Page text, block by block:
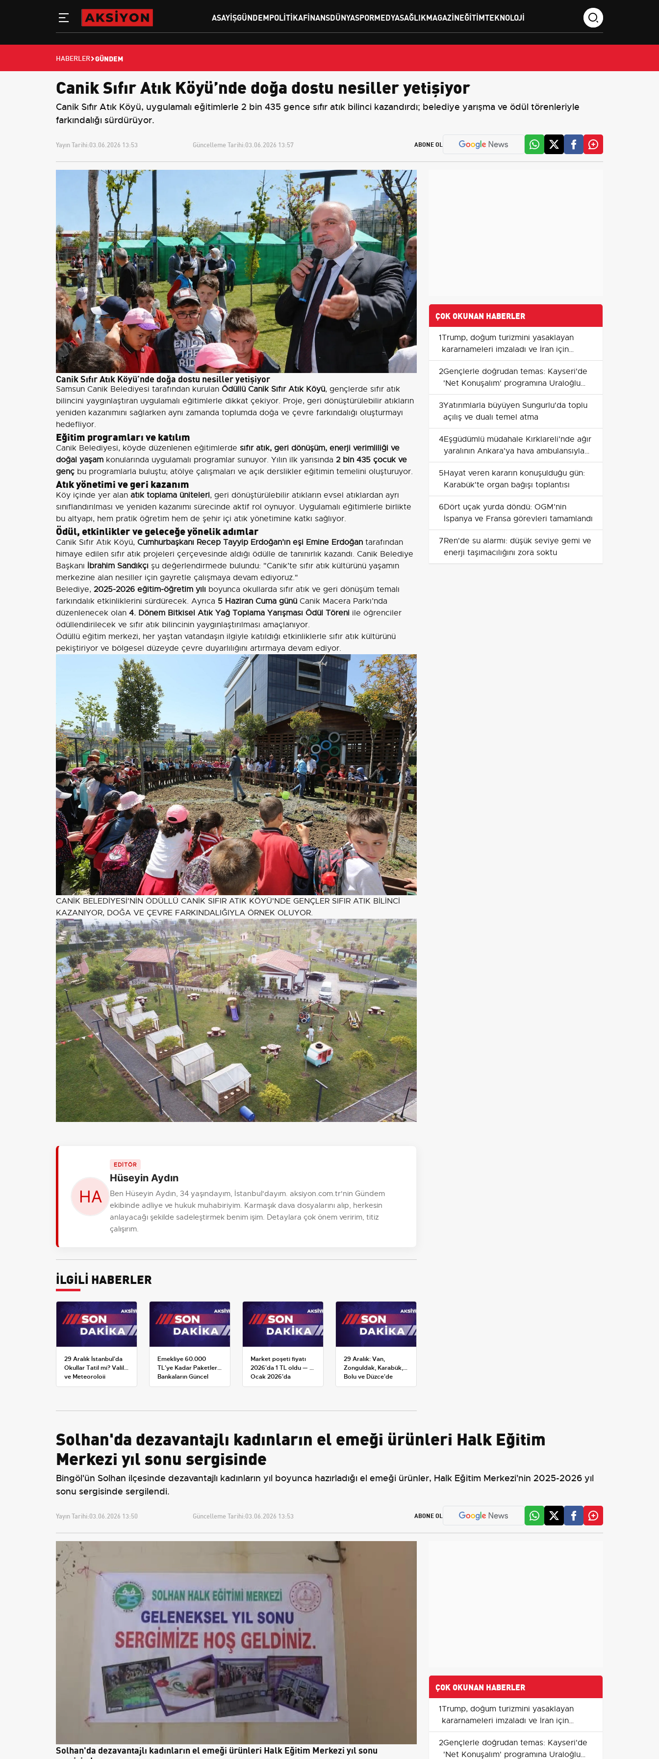
ASAYIŞGÜNDEMPOLITIKAFINANSDÜNYASPORMEDYASAĞLIKMAGAZINEĞITIMTEKNOLOJI
HABERLER GÜNDEM
Canik Sıfır Atık Köyü’nde doğa dostu nesiller yetişiyor
Canik Sıfır Atık Köyü, uygulamalı eğitimlerle 2 bin 435 gence sıfır atık bilinci kazandırdı; belediye yarışma ve ödül törenleriyle
farkındalığı sürdürüyor.
Yayın Tarihi:03.06.2026 13:53 Güncelleme Tarihi:03.06.2026 13:57 ABONE OL
Canik Sıfır Atık Köyü’nde doğa dostu nesiller yetişiyor
Samsun Canik Belediyesi tarafından kurulan Ödüllü Canik Sıfır Atık Köyü, gençlerde sıfır atık
bilincini yaygınlaştıran uygulamalı eğitimlerle dikkat çekiyor. Proje, geri dönüştürülebilir atıkların
yeniden kazanımını sağlarken aynı zamanda toplumda doğa ve çevre farkındalığı oluşturmayı
hedefliyor.
Eğitim programları ve katılım
Canik Belediyesi, köyde düzenlenen eğitimlerde sıfır atık, geri dönüşüm, enerji verimliliği ve
doğal yaşam konularında uygulamalı programlar sunuyor. Yılın ilk yarısında 2 bin 435 çocuk ve
genç bu programlarla buluştu; atölye çalışmaları ve açık derslikler eğitimin temelini oluşturuyor.
Atık yönetimi ve geri kazanım
Köy içinde yer alan atık toplama üniteleri, geri dönüştürülebilir atıkların evsel atıklardan ayrı
sınıflandırılması ve yeniden kazanımı sürecinde aktif rol oynuyor. Uygulamalı eğitimlerle birlikte
bu altyapı, hem pratik öğretim hem de şehir içi atık yönetimine katkı sağlıyor.
Ödül, etkinlikler ve geleceğe yönelik adımlar
Canik Sıfır Atık Köyü, Cumhurbaşkanı Recep Tayyip Erdoğan’ın eşi Emine Erdoğan tarafından
himaye edilen sıfır atık projeleri çerçevesinde aldığı ödülle de tanınırlık kazandı. Canik Belediye
Başkanı İbrahim Sandıkçı şu değerlendirmede bulundu: "Canik’te sıfır atık kültürünü yaşamın
merkezine alan nesiller için gayretle çalışmaya devam ediyoruz."
Belediye, 2025-2026 eğitim-öğretim yılı boyunca okullarda sıfır atık ve geri dönüşüm temalı
farkındalık etkinliklerini sürdürecek. Ayrıca 5 Haziran Cuma günü Canik Macera Parkı’nda
düzenlenecek olan 4. Dönem Bitkisel Atık Yağ Toplama Yarışması Ödül Töreni ile öğrenciler
ödüllendirilecek ve sıfır atık bilincinin yaygınlaştırılması amaçlanıyor.
Ödüllü eğitim merkezi, her yaştan vatandaşın ilgiyle katıldığı etkinliklerle sıfır atık kültürünü
pekiştiriyor ve bölgesel düzeyde çevre duyarlılığını artırmaya devam ediyor.
CANİK BELEDİYESİ'NİN ÖDÜLLÜ CANİK SIFIR ATIK KÖYÜ'NDE GENÇLER SIFIR ATIK BİLİNCİ
KAZANIYOR, DOĞA VE ÇEVRE FARKINDALIĞIYLA ÖRNEK OLUYOR.
EDİTÖR
Hüseyin Aydın
Ben Hüseyin Aydın, 34 yaşındayım, İstanbul'dayım. aksiyon.com.tr'nin Gündem
ekibinde adliye ve hukuk muhabiriyim. Karmaşık dava dosyalarını alıp, herkesin
anlayacağı şekilde sadeleştirmek benim işim. Detaylara çok önem veririm, titiz
çalışırım.
İLGİLİ HABERLER
29 Aralık İstanbul'da
Okullar Tatil mi? Valilik
ve Meteoroloji
Açıklamaları
Emekliye 60.000
TL'ye Kadar Paketler:
Bankaların Güncel
Promosyon ve Ek
Market poşeti fiyatı
2026'da 1 TL oldu — 1
Ocak 2026'da
yürürlüğe giren tarife
29 Aralık: Van,
Zonguldak, Karabük,
Bolu ve Düzce'de
okullar tatil —
ÇOK OKUNAN HABERLER
1Trump, doğum turizmini yasaklayan
kararnameleri imzaladı ve İran için
umutlu konuştu
2Gençlerle doğrudan temas: Kayseri'de
'Net Konuşalım' programına Uraloğlu
katılacak
3Yatırımlarla büyüyen Sungurlu'da toplu
açılış ve dualı temel atma
4Eşgüdümlü müdahale Kırklareli'nde ağır
yaralının Ankara'ya hava ambulansıyla
sevkini sağladı
5Hayat veren kararın konuşulduğu gün:
Karabük'te organ bağışı toplantısı
6Dört uçak yurda döndü: OGM'nin
İspanya ve Fransa görevleri tamamlandı
7Ren'de su alarmı: düşük seviye gemi ve
enerji taşımacılığını zora soktu
Solhan'da dezavantajlı kadınların el emeği ürünleri Halk Eğitim
Merkezi yıl sonu sergisinde
Bingöl'ün Solhan ilçesinde dezavantajlı kadınların yıl boyunca hazırladığı el emeği ürünler, Halk Eğitim Merkezi'nin 2025-2026 yıl
sonu sergisinde sergilendi.
Yayın Tarihi:03.06.2026 13:50 Güncelleme Tarihi:03.06.2026 13:53 ABONE OL
Solhan'da dezavantajlı kadınların el emeği ürünleri Halk Eğitim Merkezi yıl sonu
ÇOK OKUNAN HABERLER
1Trump, doğum turizmini yasaklayan
kararnameleri imzaladı ve İran için
umutlu konuştu
2Gençlerle doğrudan temas: Kayseri'de
'Net Konuşalım' programına Uraloğlu